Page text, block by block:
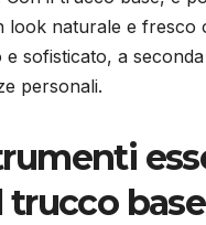
look naturale e fresco
sofisticato, a
personali.
trucco